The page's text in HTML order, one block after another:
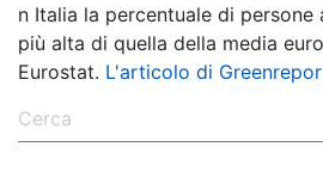
n Italia la percentuale di
più alta di quella della media
Eurostat. L'articolo di